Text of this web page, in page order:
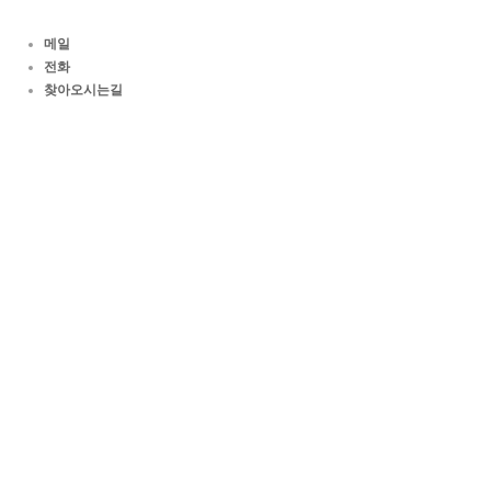
메일
전화
찾아오시는길